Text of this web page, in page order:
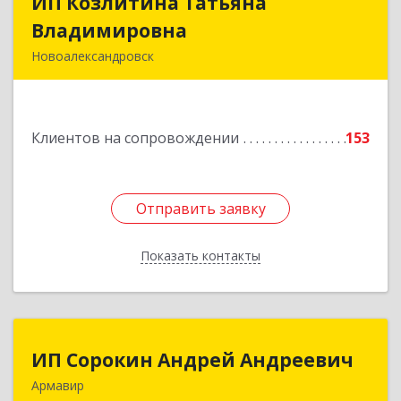
Владимировна
Новоалександровск
Клиентов на сопровождении 153
Отправить заявку
Показать контакты
Подробнее
Отправить заявку
Назад
ИП Сорокин Андрей Андреевич
Армавир
ИП Сорокин Андрей Андреевич